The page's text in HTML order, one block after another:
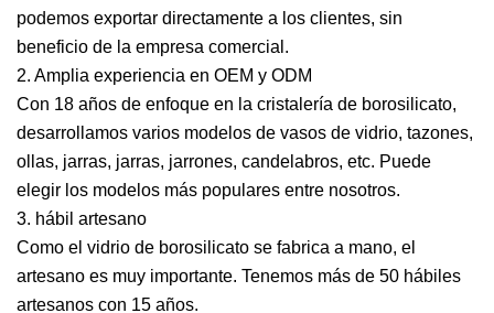
podemos exportar directamente a los clientes, sin
beneficio de la empresa comercial.
2. Amplia experiencia en OEM y ODM
Con 18 años de enfoque en la cristalería de borosilicato,
desarrollamos varios modelos de vasos de vidrio, tazones,
ollas, jarras, jarras, jarrones, candelabros, etc. Puede
elegir los modelos más populares entre nosotros.
3. hábil artesano
Como el vidrio de borosilicato se fabrica a mano, el
artesano es muy importante. Tenemos más de 50 hábiles
artesanos con 15 años.